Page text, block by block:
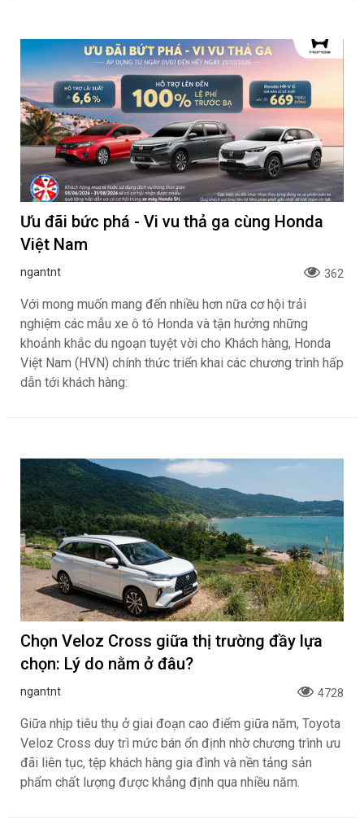
Ưu đãi bức phá - Vi vu thả ga cùng Honda
Việt Nam
ngantnt 362
Với mong muốn mang đến nhiều hơn nữa cơ hội trải
nghiệm các mẫu xe ô tô Honda và tận hưởng những
khoảnh khắc du ngoạn tuyệt vời cho Khách hàng, Honda
Việt Nam (HVN) chính thức triển khai các chương trình hấp
dẫn tới khách hàng:
Chọn Veloz Cross giữa thị trường đầy lựa
chọn: Lý do nằm ở đâu?
ngantnt 4728
Giữa nhịp tiêu thụ ở giai đoạn cao điểm giữa năm, Toyota
Veloz Cross duy trì mức bán ổn định nhờ chương trình ưu
đãi liên tục, tệp khách hàng gia đình và nền tảng sản
phẩm chất lượng được khẳng định qua nhiều năm.